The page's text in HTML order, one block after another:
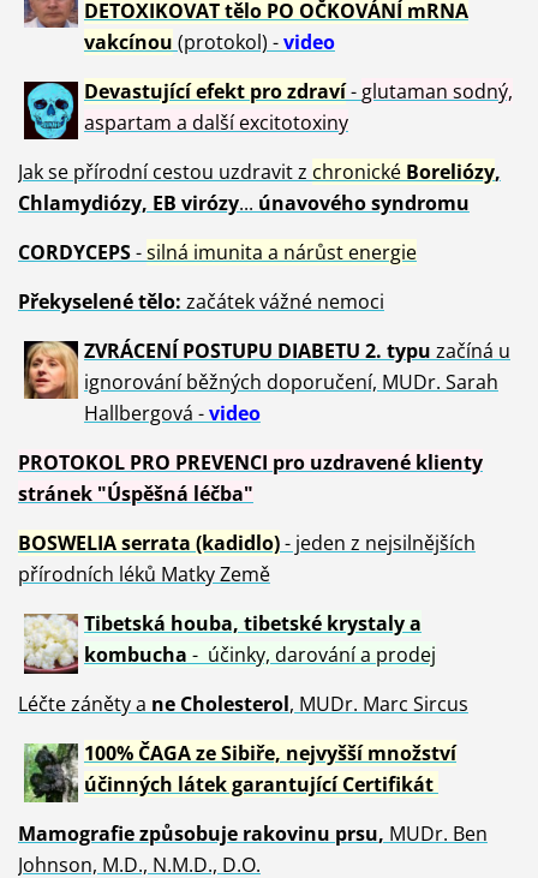
DETOXIKOVAT tělo PO OČKOVÁNÍ mRNA
vakcínou (protokol) -video
Devastující efekt pro zdraví- glutaman sodný,
aspartam a další excitotoxiny
Jak se přírodní cestou uzdravit z chronické Boreliózy,
Chlamydiózy, EB virózy... únavového syndromu
CORDYCEPS-silná imunita a nárůst energie
Překyselené tělo: začátek vážné nemoci
ZVRÁCENÍ POSTUPU DIABETU 2. typu začíná u
ignorování běžných doporučení, MUDr. Sarah
Hallbergová -video
PROTOKOL PRO PREVENCI pro uzdravené klienty
stránek "Úspěšná léčba"
BOSWELIA serrata (kadidlo)- jeden z nejsilnějších
přírodních léků Matky Země
Tibetská houba, tibetské krystalya
kombucha - účinky, darování a prodej
Léčte záněty a ne Cholesterol, MUDr. Marc Sircus
100% ČAGA ze Sibiře, nejvyšší množství
účinných látek garantující Certifikát
Mamografie způsobuje rakovinu prsu, MUDr. Ben
Johnson, M.D., N.M.D., D.O.